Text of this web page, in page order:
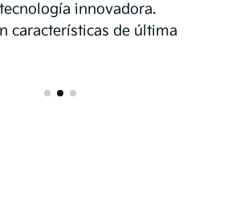
y económica en el